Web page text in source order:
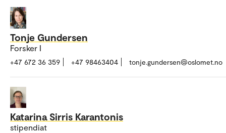
Tonje Gundersen
Forsker I
+47 672 36 359 +47 98463404 tonje.gundersen@oslomet.no
Katarina Sirris Karantonis
stipendiat